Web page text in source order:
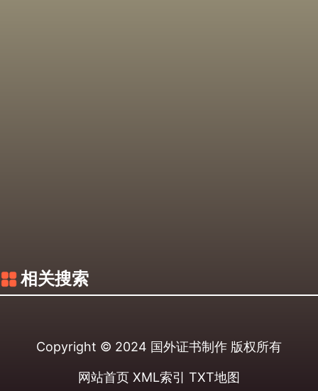
相关搜索
Copyright © 2024 国外证书制作 版权所有
网站首页 XML索引 TXT地图